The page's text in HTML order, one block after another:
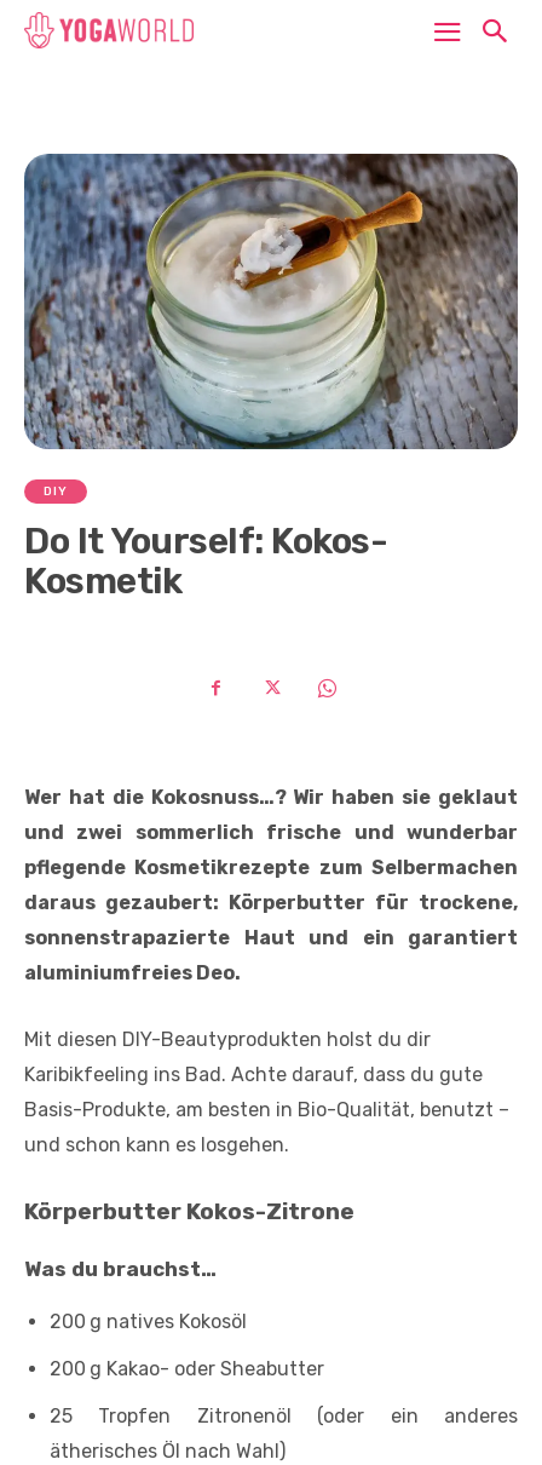
DIY
Do It Yourself: Kokos-
Kosmetik
Wer hat die Kokosnuss…? Wir haben sie geklaut
und zwei sommerlich frische und wunderbar
pflegende Kosmetikrezepte zum Selbermachen
daraus gezaubert: Körperbutter für trockene,
sonnen­strapazierte Haut und ein garantiert
aluminiumfreies Deo.
Mit diesen DIY-Beautyprodukten holst du dir
Karibikfeeling ins Bad. Achte darauf, dass du gute
Basis-Produkte, am besten in Bio-Qualität, benutzt –
und schon kann es losgehen.
Körperbutter Kokos-Zitrone
Was du brauchst…
200 g natives Kokosöl
200 g Kakao- oder Sheabutter
25 Tropfen Zitronenöl (oder ein anderes
ätherisches Öl nach Wahl)